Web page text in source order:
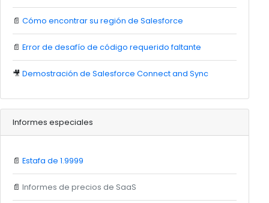
📄 Cómo encontrar su región de Salesforce
📄 Error de desafío de código requerido faltante
🎥 Demostración de Salesforce Connect and Sync
Informes especiales
📄 Estafa de 1.9999
📄 Informes de precios de SaaS